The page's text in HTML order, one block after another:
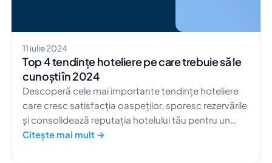
11 iulie 2024
Top 4 tendințe hoteliere pe care trebuie să le
cunoști în 2024
Descoperă cele mai importante tendințe hoteliere
care cresc satisfacția oaspeților, sporesc rezervările
și consolidează reputația hotelului tău pentru un
succes de durată.
Citește mai mult →